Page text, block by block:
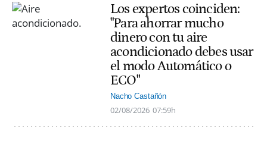
Los expertos coinciden:
"Para ahorrar mucho
dinero con tu aire
acondicionado debes usar
el modo Automático o
ECO"
Nacho Castañón
02/08/2026 07:59h